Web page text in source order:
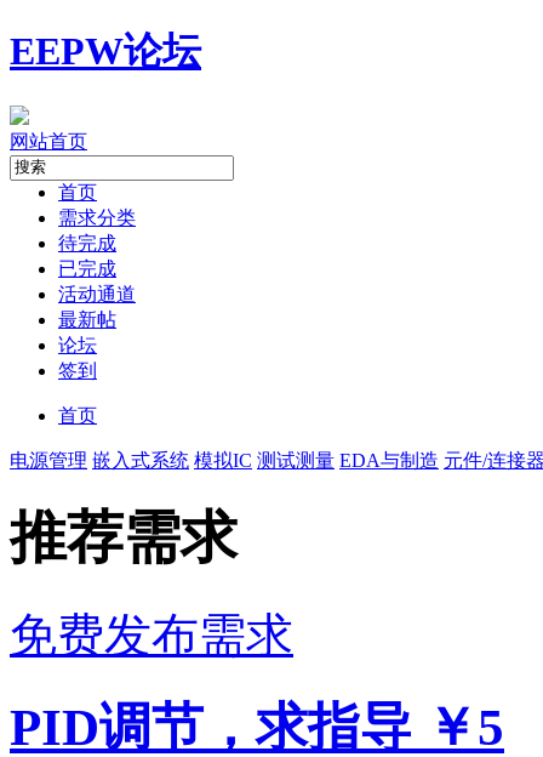
EEPW论坛
网站首页
首页
需求分类
待完成
已完成
活动通道
最新帖
论坛
签到
首页
电源管理 嵌入式系统 模拟IC 测试测量 EDA与制造 元件/连接
推荐需求
免费发布需求
PID调节，求指导 ￥5